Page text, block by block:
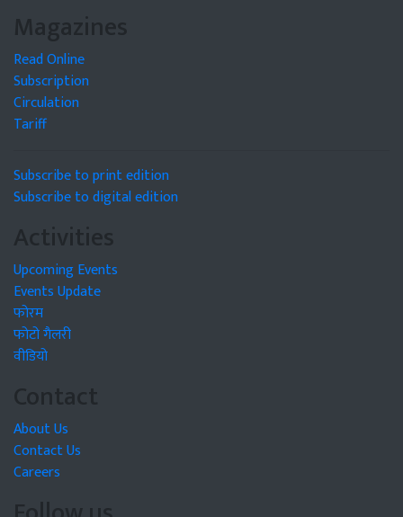
Magazines
Read Online
Subscription
Circulation
Tariff
Subscribe to print edition
Subscribe to digital edition
Activities
Upcoming Events
Events Update
फोरम
फोटो गैलरी
वीडियो
Contact
About Us
Contact Us
Careers